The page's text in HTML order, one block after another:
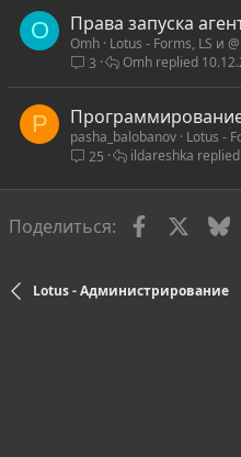
O Права запуска
Omh Lotus - Forms, LS и @
3
Omh
P pasha_balobanov Lotus -
25
ildareshka
Поделиться: Facebook
Lotus - Администрирование